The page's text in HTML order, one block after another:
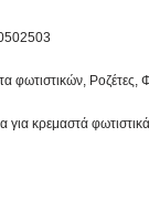
φωτιστικών, Ροζέτες,
για κρεμαστά